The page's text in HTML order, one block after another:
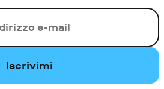
Iscrivimi